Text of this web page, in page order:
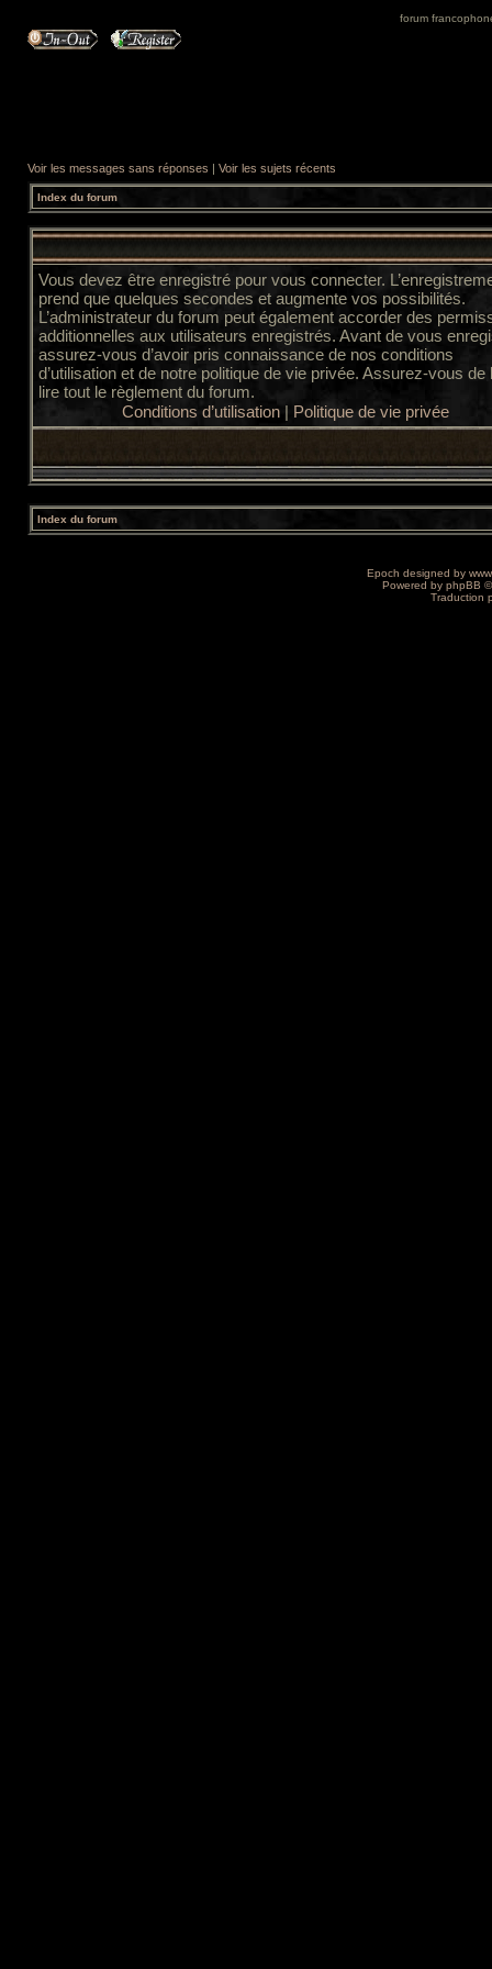
forum
Voir les messages sans réponses | Voir les sujets récents
Index du forum
Vous devez être enregistré pour vous connecter.
prend que quelques secondes et augmente vos possibilités.
L’administrateur du forum peut également accorder des
additionnelles aux utilisateurs enregistrés. Avant de vous
assurez-vous d’avoir pris connaissance de nos conditions
d’utilisation et de notre politique de vie privée. Assurez-vous de
lire tout le règlement du forum.
Conditions d’utilisation| Politique de vie privée
Index du forum
Epoch designed by
Powered by phpBB
Traduction